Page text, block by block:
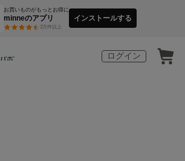
お買いものがもっとお得に
minneのアプリ
3万件以上
インストールする
ログイン